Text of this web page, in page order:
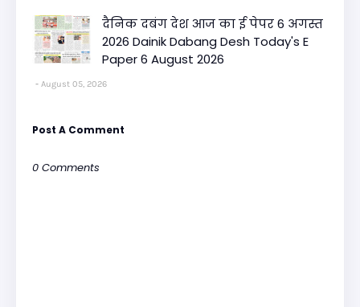
दैनिक दबंग देश आज का ई पेपर 6 अगस्त
2026 Dainik Dabang Desh Today's E
Paper 6 August 2026
August 05, 2026
Post A Comment
0 Comments